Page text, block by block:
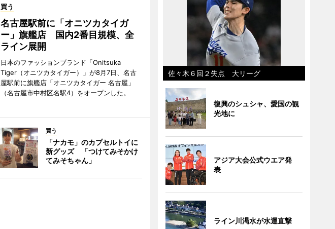
買う
名古屋駅前に「オニツカタイガ
ー」旗艦店 国内2番目規模、全
ライン展開
日本のファッションブランド「Onitsuka
Tiger（オニツカタイガー）」が8月7日、名古
屋駅前に旗艦店「オニツカタイガー 名古屋」
（名古屋市中村区名駅4）をオープンした。
買う
「ナカモ」のカプセルトイに
新グッズ 「つけてみそかけ
てみそちゃん」
佐々木６回２失点 大リーグ
復興のシュシャ、愛国の観
光地に
アジア大会公式ウエア発
表
ライン川渇水が水運直撃